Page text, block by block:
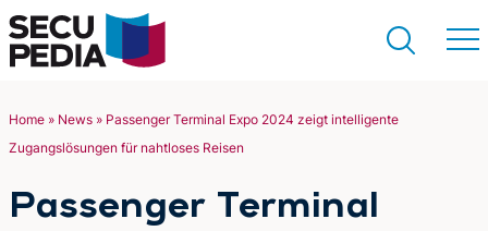
Home » News » Passenger Terminal Expo 2024 zeigt intelligente
Zugangslösungen für nahtloses Reisen
Passenger Terminal